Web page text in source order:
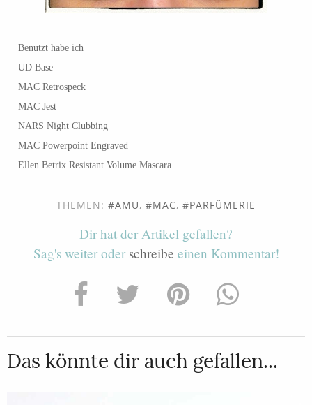
Benutzt habe ich
UD Base
MAC Retrospeck
MAC Jest
NARS Night Clubbing
MAC Powerpoint Engraved
Ellen Betrix Resistant Volume Mascara
THEMEN: AMU, MAC, PARFÜMERIE
Dir hat der Artikel gefallen?
Sag's weiter oder schreibe einen Kommentar!
Das könnte dir auch gefallen...